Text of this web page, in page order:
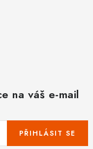
na váš e-mail
PŘIHLÁSIT SE